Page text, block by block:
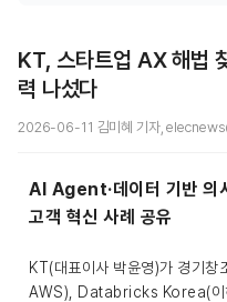
KT, 스타트업 AX 해법
력 나섰다
2026-06-11 김미혜 기자,
AI Agent·데이터 기반 의
고객 혁신 사례 공유
KT(대표이사 박윤영)가 경기창
AWS), Databricks Korea(이